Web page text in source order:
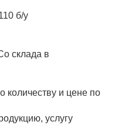
б/у
склада в
количеству и цене по
услугу